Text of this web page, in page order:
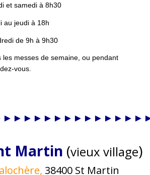
à 8h30
au jeudi à 18h
9h à 9h30
les messes de semaine, ou pendant
vous.
Martin (vieux village)
38400 St Martin